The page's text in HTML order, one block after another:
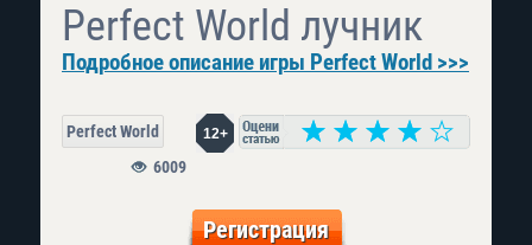
Perfect World лучник
Подробное описание игры Perfect World >>>
Perfect World 12+
6009
Регистрация